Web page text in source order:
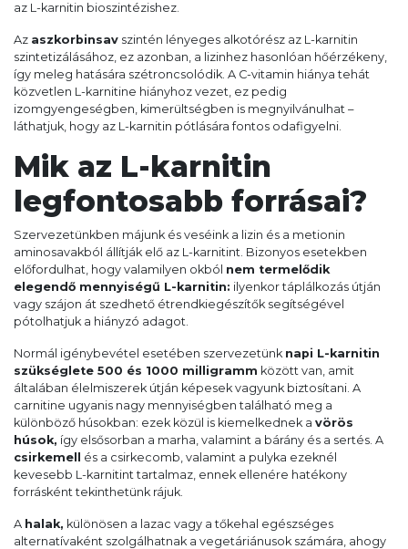
az L-karnitin bioszintézishez.
Az aszkorbinsav szintén lényeges alkotórész az L-karnitin
szintetizálásához, ez azonban, a lizinhez hasonlóan hőérzékeny,
így meleg hatására szétroncsolódik. A C-vitamin hiánya tehát
közvetlen L-karnitine hiányhoz vezet, ez pedig
izomgyengeségben, kimerültségben is megnyilvánulhat –
láthatjuk, hogy az L-karnitin pótlására fontos odafigyelni.
Mik az L-karnitin
legfontosabb forrásai?
Szervezetünkben májunk és veséink a lizin és a metionin
aminosavakból állítják elő az L-karnitint. Bizonyos esetekben
előfordulhat, hogy valamilyen okból nem termelődik
elegendő mennyiségű L-karnitin: ilyenkor táplálkozás útján
vagy szájon át szedhető étrendkiegészítők segítségével
pótolhatjuk a hiányzó adagot.
Normál igénybevétel esetében szervezetünk napi L-karnitin
szükséglete 500 és 1000 milligramm között van, amit
általában élelmiszerek útján képesek vagyunk biztosítani. A
carnitine ugyanis nagy mennyiségben található meg a
különböző húsokban: ezek közül is kiemelkednek a vörös
húsok, így elsősorban a marha, valamint a bárány és a sertés. A
csirkemell
és a csirkecomb, valamint a pulyka ezeknél
kevesebb L-karnitint tartalmaz, ennek ellenére hatékony
forrásként tekinthetünk rájuk.
A halak, különösen a lazac vagy a tőkehal egészséges
alternatívaként szolgálhatnak a vegetáriánusok számára, ahogy